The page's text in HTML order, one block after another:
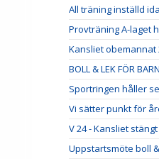
All träning inställd
Provträning A-laget
Kansliet obemannat
BOLL & LEK FÖR
Sportringen håller
Vi sätter punkt för
V 24 - Kansliet stängt
Uppstartsmöte boll